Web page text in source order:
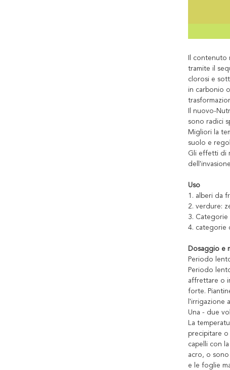
Il
tramite il
clorosi e
in carbonio
Il nuovo-
sono radici
Migliori la
suolo e
Gli effetti di
Uso
1. alberi da
2. verdure:
3. Categorie
4. categorie
Dosaggio e
Periodo
Periodo
affrettare o
forte.
l'irrigazione
Una - due
La
precipitare
capelli con
acro, o
e le foglie